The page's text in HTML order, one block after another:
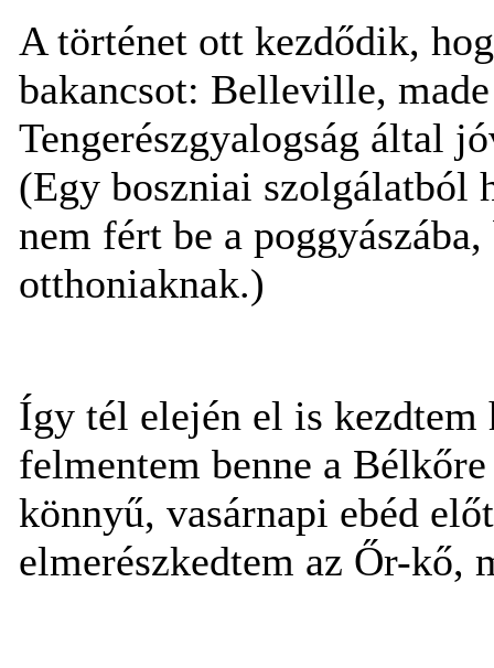
A történet ott kezdődik,
bakancsot: Belleville,
Tengerészgyalogság által
(Egy boszniai szolgálatból
nem fért be a
otthoniaknak.)
Így tél elején el is kezdtem
felmentem benne a
könnyű, vasárnapi ebéd
elmerészkedtem az Őr-kő,